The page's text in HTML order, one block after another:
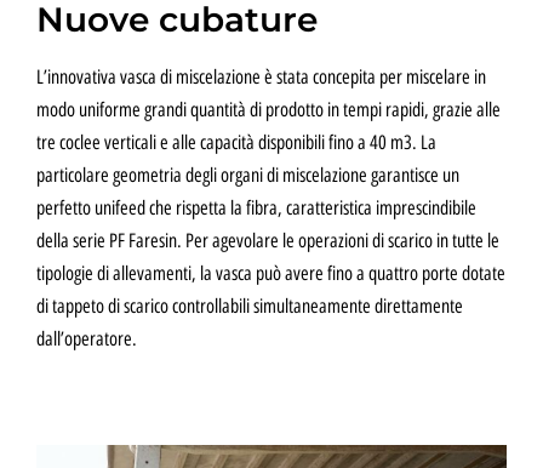
Nuove cubature
L’innovativa vasca di miscelazione è stata concepita per miscelare in
modo uniforme grandi quantità di prodotto in tempi rapidi, grazie alle
tre coclee verticali e alle capacità disponibili fino a 40 m3. La
particolare geometria degli organi di miscelazione garantisce un
perfetto unifeed che rispetta la fibra, caratteristica imprescindibile
della serie PF Faresin. Per agevolare le operazioni di scarico in tutte le
tipologie di allevamenti, la vasca può avere fino a quattro porte dotate
di tappeto di scarico controllabili simultaneamente direttamente
dall’operatore.